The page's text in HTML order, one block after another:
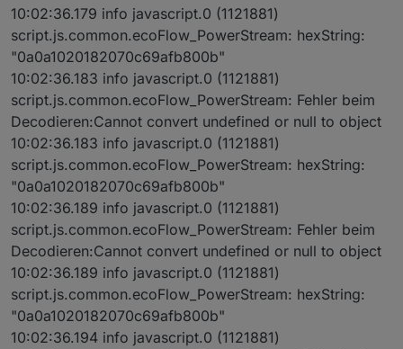
10:02:36.179 info javascript.0 (1121881)
script.js.common.ecoFlow_PowerStream: hexString:
"0a0a1020182070c69afb800b"
10:02:36.183 info javascript.0 (1121881)
script.js.common.ecoFlow_PowerStream: Fehler beim
Decodieren:Cannot convert undefined or null to object
10:02:36.183 info javascript.0 (1121881)
script.js.common.ecoFlow_PowerStream: hexString:
"0a0a1020182070c69afb800b"
10:02:36.189 info javascript.0 (1121881)
script.js.common.ecoFlow_PowerStream: Fehler beim
Decodieren:Cannot convert undefined or null to object
10:02:36.189 info javascript.0 (1121881)
script.js.common.ecoFlow_PowerStream: hexString:
"0a0a1020182070c69afb800b"
10:02:36.194 info javascript.0 (1121881)